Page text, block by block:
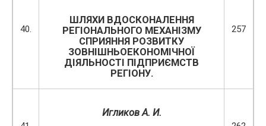
40.
ШЛЯХИ ВДОСКОНАЛЕННЯ
РЕГІОНАЛЬНОГО МЕХАНІЗМУ
СПРИЯННЯ РОЗВИТКУ
ЗОВНІШНЬОЕКОНОМІЧНОЇ
ДІЯЛЬНОСТІ ПІДПРИЄМСТВ
РЕГІОНУ.
257
Игликов А. И.